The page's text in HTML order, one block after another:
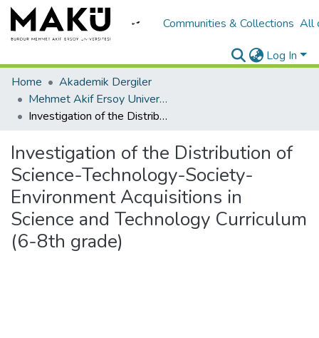
Communities & Collections All
Log In
Home
Akademik Dergiler
Mehmet Akif Ersoy University Journal of Education Faculty
Investigation of the Distribution of Science-Technology-Society-Environment Acquisitions in Science and Technology Curriculum (6-8th grade)
Investigation of the Distribution of
Science-Technology-Society-
Environment Acquisitions in
Science and Technology Curriculum
(6-8th grade)